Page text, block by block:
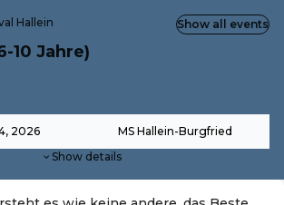
Hallein
10 Jahre)
2026 MS Hallein-Burgfried
Show details
Show all events